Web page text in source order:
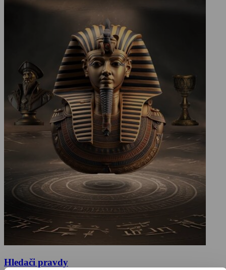
Hledači pravdy